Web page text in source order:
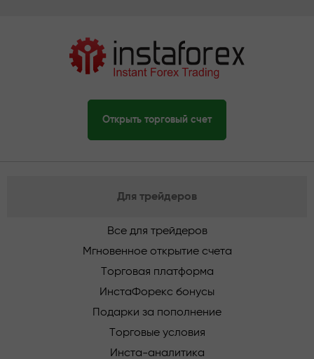
Открыть торговый счет
Для трейдеров
Все для трейдеров
Мгновенное открытие счета
Торговая платформа
ИнстаФорекс бонусы
Подарки за пополнение
Торговые условия
Инста-аналитика